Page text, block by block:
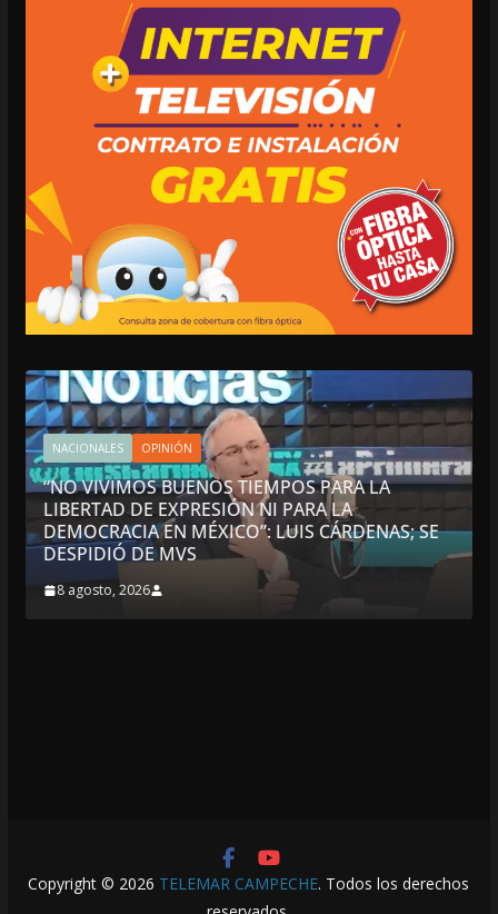
NACIONALES OPINIÓN
“NO VIVIMOS BUENOS TIEMPOS PARA LA
LIBERTAD DE EXPRESIÓN NI PARA LA
DEMOCRACIA EN MÉXICO”: LUIS CÁRDENAS; SE
DESPIDIÓ DE MVS
8 agosto, 2026
Copyright © 2026 TELEMAR CAMPECHE. Todos los derechos